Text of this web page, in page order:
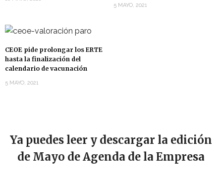
5 MAYO, 2021
CEOE pide prolongar los ERTE
hasta la finalización del
calendario de vacunación
5 MAYO, 2021
Ya puedes leer y descargar la edición
de Mayo de Agenda de la Empresa